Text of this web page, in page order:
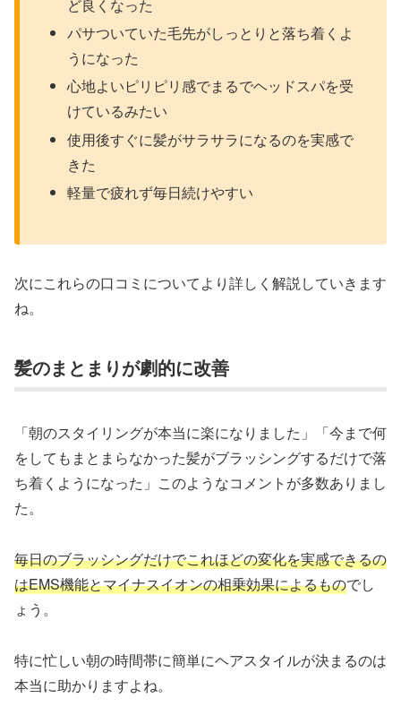
ど良くなった
パサついていた毛先がしっとりと落ち着くよ
うになった
心地よいピリピリ感でまるでヘッドスパを受
けているみたい
使用後すぐに髪がサラサラになるのを実感で
きた
軽量で疲れず毎日続けやすい
次にこれらの口コミについてより詳しく解説していきます
ね。
髪のまとまりが劇的に改善
「朝のスタイリングが本当に楽になりました」「今まで何
をしてもまとまらなかった髪がブラッシングするだけで落
ち着くようになった」このようなコメントが多数ありまし
た。
毎日のブラッシングだけでこれほどの変化を実感できるの
はEMS機能とマイナスイオンの相乗効果によるものでし
ょう。
特に忙しい朝の時間帯に簡単にヘアスタイルが決まるのは
本当に助かりますよね。